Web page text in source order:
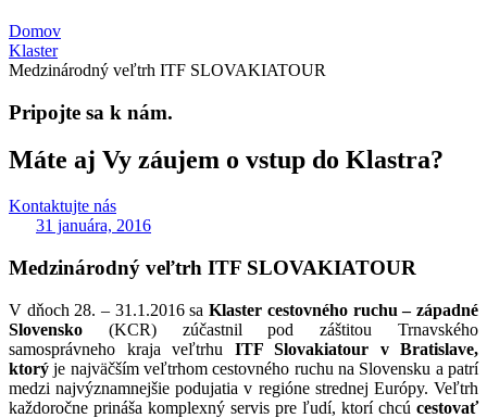
Domov
Klaster
Medzinárodný veľtrh ITF SLOVAKIATOUR
Pripojte sa k nám.
Máte aj Vy záujem o vstup do Klastra?
Kontaktujte nás
31 januára, 2016
Medzinárodný veľtrh ITF SLOVAKIATOUR
V dňoch 28. – 31.1.2016 saKlaster cestovného ruchu – západné
Slovensko (KCR) zúčastnil pod záštitou Trnavského
samosprávneho kraja veľtrhu ITF Slovakiatour v Bratislave,
ktorýje najväčším veľtrhom cestovného ruchu na Slovensku a patrí
medzi najvýznamnejšie podujatia v regióne strednej Európy. Veľtrh
každoročne prináša komplexný servis pre ľudí, ktorí chcú cestovať